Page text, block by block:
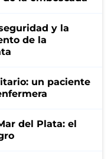
y la
de la
un paciente
del Plata: el